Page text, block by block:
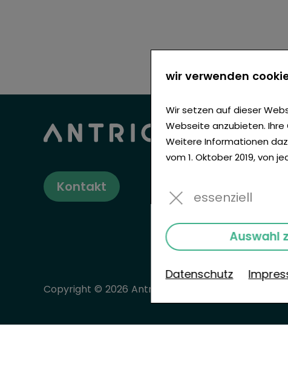
Kontakt
Antric
Copyright © 2026 Antric GmbH
wir verwenden
Wir setzen auf dieser
Webseite anzubieten. Ihre
Weitere Informationen
vom 1. Oktober 2019, von
essenziell
Auswahl
Datenschutz